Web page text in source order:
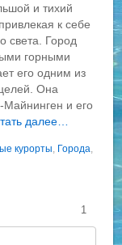
и тихий
к себе
света. Город
горными
его одним из
Она
и его
далее…
курорты Города
1